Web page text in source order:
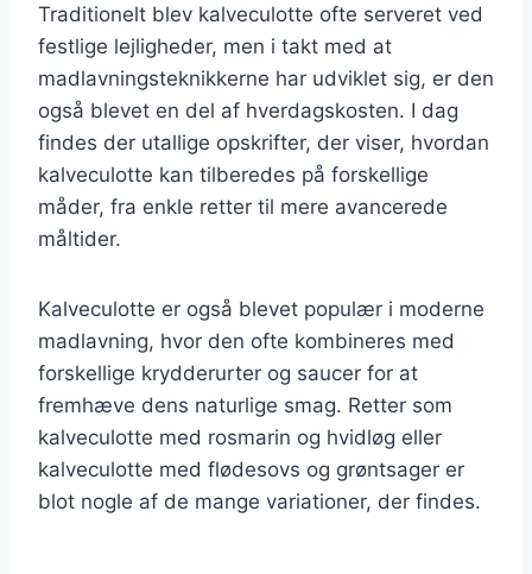
Traditionelt blev kalveculotte ofte serveret ved
festlige lejligheder, men i takt med at
madlavningsteknikkerne har udviklet sig, er den
også blevet en del af hverdagskosten. I dag
findes der utallige opskrifter, der viser, hvordan
kalveculotte kan tilberedes på forskellige
måder, fra enkle retter til mere avancerede
måltider.
Kalveculotte er også blevet populær i moderne
madlavning, hvor den ofte kombineres med
forskellige krydderurter og saucer for at
fremhæve dens naturlige smag. Retter som
kalveculotte med rosmarin og hvidløg eller
kalveculotte med flødesovs og grøntsager er
blot nogle af de mange variationer, der findes.